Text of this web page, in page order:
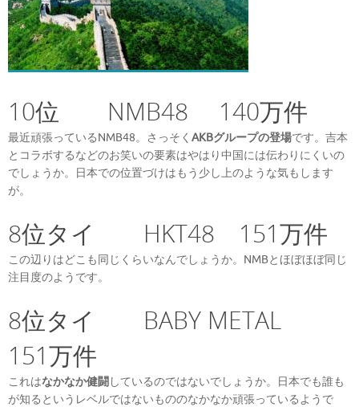
10位 NMB48 140万件
最近頑張っているNMB48。さっそく AKBグループの登場です。吉本
とコラボするなどのお笑いの要素はやはり中国には伝わりにくいの
でしょうか。日本での位置づけはもう少し上のような気もします
が。
8位タイ HKT48 151万件
この辺りはどこも同じくらいなんでしょうか。NMBとほぼほぼ同じ
注目度のようです。
8位タイ BABY METAL
151万件
これはなかなか健闘 しているのではないでしょうか。日本でも誰も
が知るというレベルではないもののなかなか頑張っているようで